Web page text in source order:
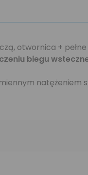
otwornica + pełne
biegu
natężeniem